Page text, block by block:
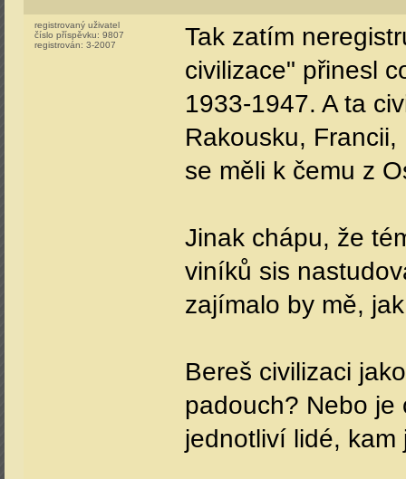
registrovaný uživatel
číslo příspěvku: 9807
registrován: 3-2007
Tak zatím
civilizace" přinesl
1933-1947. A ta
Rakousku,
se měli k čemu z
Jinak chápu, že
viníků sis
zajímalo by mě,
Bereš civilizaci
padouch? Nebo je
jednotliví lidé,